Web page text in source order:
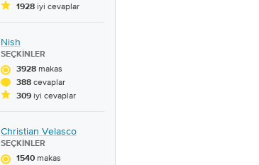
1928 iyi cevaplar
Nish
SEÇKINLER
3928 makas
388 cevaplar
309 iyi cevaplar
Christian Velasco
SEÇKINLER
1540 makas